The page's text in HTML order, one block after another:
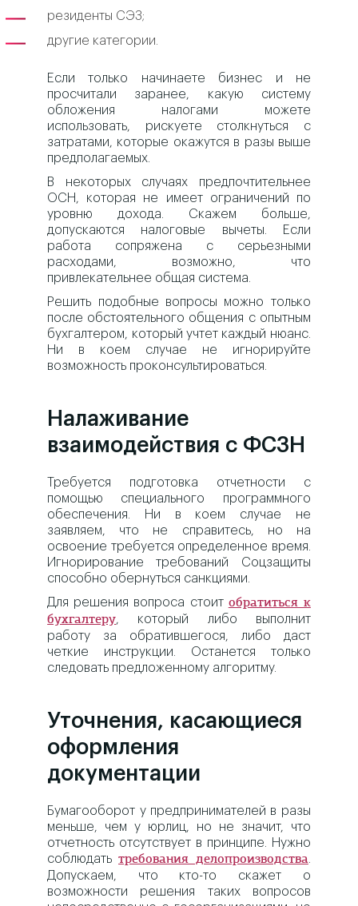
резиденты СЭЗ;
другие категории.
Если только начинаете бизнес и не
просчитали заранее, какую систему
обложения налогами можете
использовать, рискуете столкнуться с
затратами, которые окажутся в разы выше
предполагаемых.
В некоторых случаях предпочтительнее
ОСН, которая не имеет ограничений по
уровню дохода. Скажем больше,
допускаются налоговые вычеты. Если
работа сопряжена с серьезными
расходами, возможно, что
привлекательнее общая система.
Решить подобные вопросы можно только
после обстоятельного общения с опытным
бухгалтером, который учтет каждый нюанс.
Ни в коем случае не игнорируйте
возможность проконсультироваться.
Налаживание
взаимодействия с ФСЗН
Требуется подготовка отчетности с
помощью специального программного
обеспечения. Ни в коем случае не
заявляем, что не справитесь, но на
освоение требуется определенное время.
Игнорирование требований Соцзащиты
способно обернуться санкциями.
Для решения вопроса стоит обратиться к
бухгалтеру, который либо выполнит
работу за обратившегося, либо даст
четкие инструкции. Останется только
следовать предложенному алгоритму.
Уточнения, касающиеся
оформления
документации
Бумагооборот у предпринимателей в разы
меньше, чем у юрлиц, но не значит, что
отчетность отсутствует в принципе. Нужно
соблюдать требования делопроизводства.
Допускаем, что кто-то скажет о
возможности решения таких вопросов